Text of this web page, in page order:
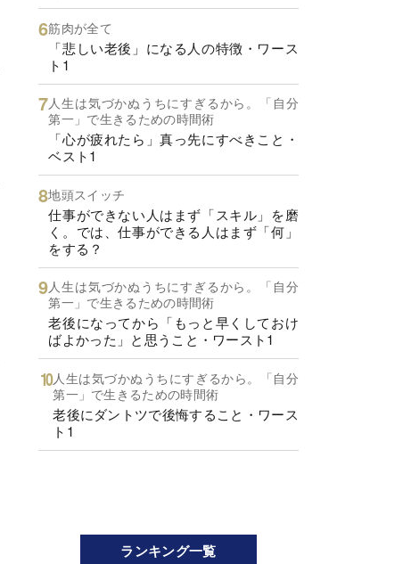
筋肉が全て
「悲しい老後」になる人の特徴・ワース
ト1
人生は気づかぬうちにすぎるから。「自分
第一」で生きるための時間術
「心が疲れたら」真っ先にすべきこと・
ベスト1
地頭スイッチ
仕事ができない人はまず「スキル」を磨
く。では、仕事ができる人はまず「何」
をする？
人生は気づかぬうちにすぎるから。「自分
第一」で生きるための時間術
老後になってから「もっと早くしておけ
ばよかった」と思うこと・ワースト1
人生は気づかぬうちにすぎるから。「自分
第一」で生きるための時間術
老後にダントツで後悔すること・ワース
ト1
ランキング一覧